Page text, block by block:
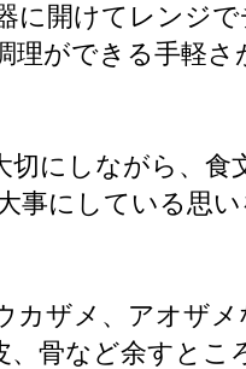
開けてレンジで
ができる手軽さ
切にしながら、
事にしている思
ザメ、アオザメ
骨など余すとこ